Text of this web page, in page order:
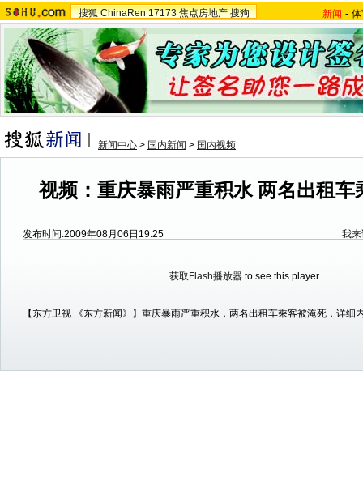
搜狐 ChinaRen 17173 焦点房地产 搜狗 新闻 -
新闻中心 > 国内新闻 > 国内视频
视频：重庆暴雨严重积水 两名出租车
发布时间:2009年08月06日19:25 我
获取Flash播放器 to see this player.
【东方卫视 《东方新闻》】重庆暴雨严重积水，两名出租车乘客被淹死，详细